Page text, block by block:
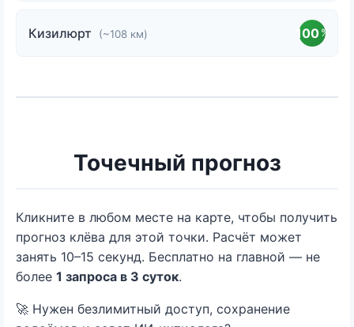
Кизилюрт (~108 км) 100 %
Точечный прогноз
Кликните в любом месте на карте, чтобы получить
прогноз клёва для этой точки. Расчёт может
занять 10–15 секунд. Бесплатно на главной — не
более 1 запроса в 3 суток.
🚀 Нужен безлимитный доступ, сохранение